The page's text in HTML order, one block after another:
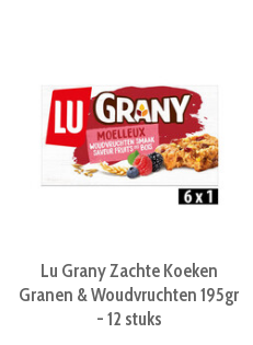
Lu Grany Zachte Koeken
Granen & Woudvruchten 195gr
- 12 stuks